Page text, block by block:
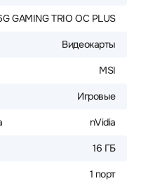
GAMING TRIO OC PLUS
Видеокарты
MSI
Игровые
nVidia
16 ГБ
1 порт